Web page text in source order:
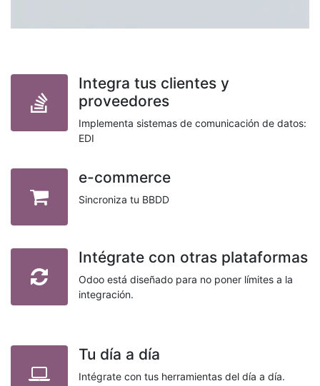
Integra tus clientes y
proveedores
Implementa sistemas de comunicación de datos:
EDI
e-commerce
Sincroniza tu BBDD
Intégrate con otras plataformas
Odoo está diseñado para no poner límites a la
integración.
Tu día a día
Intégrate con tus herramientas del día a día.